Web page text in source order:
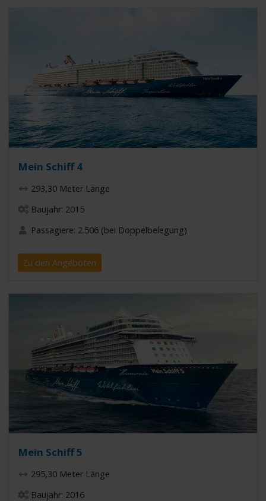
Mein Schiff 4
293,30 Meter Länge
Baujahr: 2015
Passagiere: 2.506 (bei Doppelbelegung)
Zu den Angeboten
Mein Schiff 5
295,30 Meter Länge
Baujahr: 2016